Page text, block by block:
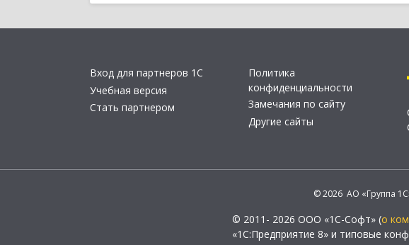
Вход для партнеров 1С
Учебная версия
Стать партнером
Политика
конфиденциальности
Замечания по сайту
Другие сайты
© 2026 АО «Группа
© 2011- 2026 ООО «1С-Софт» (о
«1С:Предприятие 8» и типовые